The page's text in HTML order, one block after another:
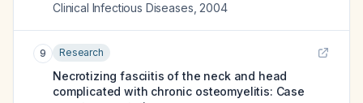
Clinical Infectious Diseases 2004
9 Research
Necrotizing fasciitis of the neck and head
complicated with chronic osteomyelitis: Case